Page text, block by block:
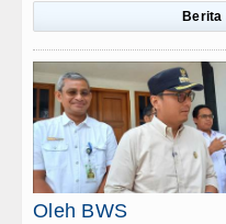
Berita
Oleh BWS